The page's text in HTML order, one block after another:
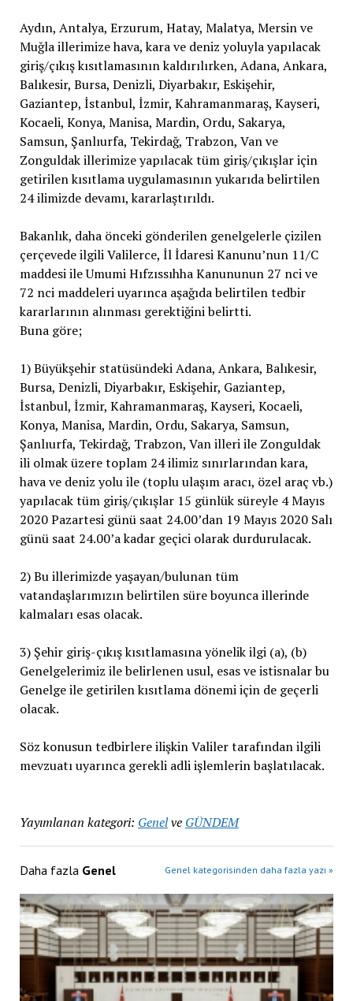
Aydın, Antalya, Erzurum, Hatay, Malatya, Mersin ve
Muğla illerimize hava, kara ve deniz yoluyla yapılacak
giriş/çıkış kısıtlamasının kaldırılırken, Adana, Ankara,
Balıkesir, Bursa, Denizli, Diyarbakır, Eskişehir,
Gaziantep, İstanbul, İzmir, Kahramanmaraş, Kayseri,
Kocaeli, Konya, Manisa, Mardin, Ordu, Sakarya,
Samsun, Şanlıurfa, Tekirdağ, Trabzon, Van ve
Zonguldak illerimize yapılacak tüm giriş/çıkışlar için
getirilen kısıtlama uygulamasının yukarıda belirtilen
24 ilimizde devamı, kararlaştırıldı.
Bakanlık, daha önceki gönderilen genelgelerle çizilen
çerçevede ilgili Valilerce, İl İdaresi Kanunu’nun 11/C
maddesi ile Umumi Hıfzıssıhha Kanununun 27 nci ve
72 nci maddeleri uyarınca aşağıda belirtilen tedbir
kararlarının alınması gerektiğini belirtti.
Buna göre;
1) Büyükşehir statüsündeki Adana, Ankara, Balıkesir,
Bursa, Denizli, Diyarbakır, Eskişehir, Gaziantep,
İstanbul, İzmir, Kahramanmaraş, Kayseri, Kocaeli,
Konya, Manisa, Mardin, Ordu, Sakarya, Samsun,
Şanlıurfa, Tekirdağ, Trabzon, Van illeri ile Zonguldak
ili olmak üzere toplam 24 ilimiz sınırlarından kara,
hava ve deniz yolu ile (toplu ulaşım aracı, özel araç vb.)
yapılacak tüm giriş/çıkışlar 15 günlük süreyle 4 Mayıs
2020 Pazartesi günü saat 24.00’dan 19 Mayıs 2020 Salı
günü saat 24.00’a kadar geçici olarak durdurulacak.
2) Bu illerimizde yaşayan/bulunan tüm
vatandaşlarımızın belirtilen süre boyunca illerinde
kalmaları esas olacak.
3) Şehir giriş-çıkış kısıtlamasına yönelik ilgi (a), (b)
Genelgelerimiz ile belirlenen usul, esas ve istisnalar bu
Genelge ile getirilen kısıtlama dönemi için de geçerli
olacak.
Söz konusun tedbirlere ilişkin Valiler tarafından ilgili
mevzuatı uyarınca gerekli adli işlemlerin başlatılacak.
Yayımlanan kategori: Genelve GÜNDEM
Daha fazla Genel Genel kategorisinden daha fazla yazı »